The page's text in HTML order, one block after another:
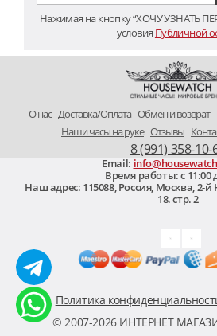
Нажимая на кнопку “ХОЧУ УЗНАТЬ
условия Публичной
O нас Доставка/Оплата Обмен и возврат
Наши часы на руке Отзывы
8 (991) 358-10-
Политика
Email:
Время работы: c 11:00
Наш адрес: 115088,Россия, Москва,2-й
18. стр. 2
© 2007-2026 ИНТЕРНЕТ